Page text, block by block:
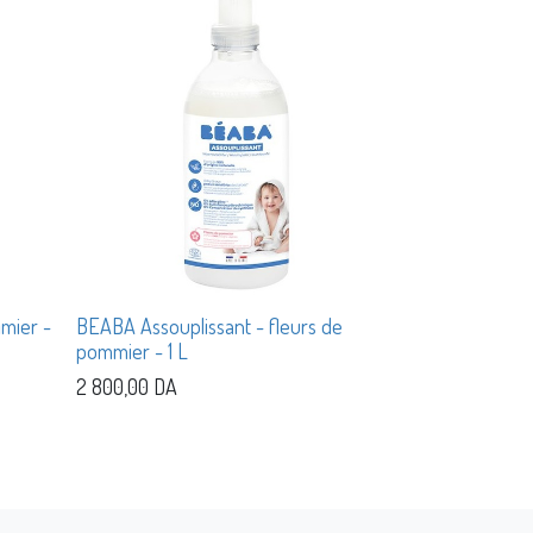
-
BEABA Assouplissant - fleurs de
pommier - 1 L
2 800,00 DA